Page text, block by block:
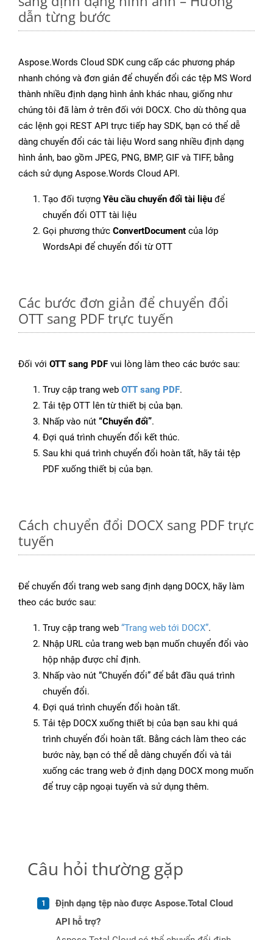
dẫn từng bước
Aspose.Words Cloud SDK cung cấp các phương pháp
nhanh chóng và đơn giản để chuyển đổi các tệp MS Word
thành nhiều định dạng hình ảnh khác nhau, giống như
chúng tôi đã làm ở trên đối với DOCX. Cho dù thông qua
các lệnh gọi REST API trực tiếp hay SDK, bạn có thể dễ
dàng chuyển đổi các tài liệu Word sang nhiều định dạng
hình ảnh, bao gồm JPEG, PNG, BMP, GIF và TIFF, bằng
cách sử dụng Aspose.Words Cloud API.
Tạo đối tượng Yêu cầu chuyển đổi tài liệu để
chuyển đổi OTT tài liệu
Gọi phương thức ConvertDocument của lớp
WordsApi để chuyển đổi từ OTT
Các bước đơn giản để chuyển đổi
OTT sang PDF trực tuyến
Đối với OTT sang PDF vui lòng làm theo các bước sau:
Truy cập trang web OTT sang PDF.
Tải tệp OTT lên từ thiết bị của bạn.
Nhấp vào nút “Chuyển đổi”.
Đợi quá trình chuyển đổi kết thúc.
Sau khi quá trình chuyển đổi hoàn tất, hãy tải tệp
PDF xuống thiết bị của bạn.
Cách chuyển đổi DOCX sang PDF trực
tuyến
Để chuyển đổi trang web sang định dạng DOCX, hãy làm
theo các bước sau:
Truy cập trang web “Trang web tới DOCX”.
Nhập URL của trang web bạn muốn chuyển đổi vào
hộp nhập được chỉ định.
Nhấp vào nút “Chuyển đổi” để bắt đầu quá trình
chuyển đổi.
Đợi quá trình chuyển đổi hoàn tất.
Tải tệp DOCX xuống thiết bị của bạn sau khi quá
trình chuyển đổi hoàn tất. Bằng cách làm theo các
bước này, bạn có thể dễ dàng chuyển đổi và tải
xuống các trang web ở định dạng DOCX mong muốn
để truy cập ngoại tuyến và sử dụng thêm.
Câu hỏi thường gặp
Định dạng tệp nào được Aspose.Total Cloud
API hỗ trợ?